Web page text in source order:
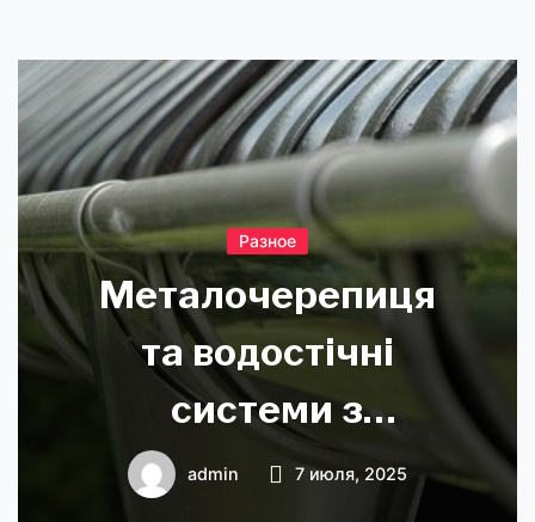
Разное
Металочерепиця
та водостічні
системи з
гарантованим
admin 7 июля, 2025